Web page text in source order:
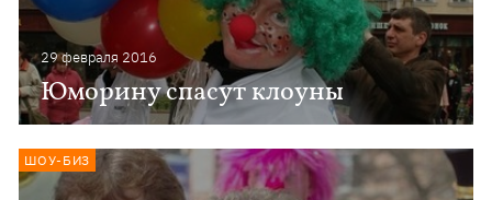
29 февраля 2016
Юморину спасут клоуны
ШОУ-БИЗ